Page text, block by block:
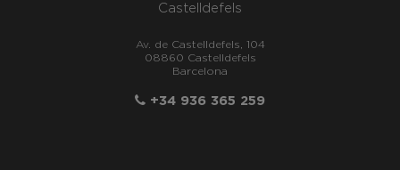
Castelldefels
Av. de Castelldefels, 104
08860 Castelldefels
Barcelona
+34 936 365 259